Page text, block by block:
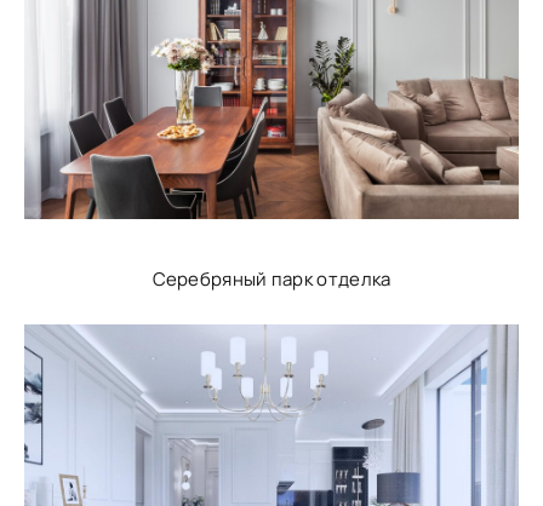
Серебряный парк отделка